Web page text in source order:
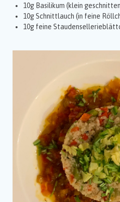
10g Basilikum (klein
10g Schnittlauch (in feine
10g feine